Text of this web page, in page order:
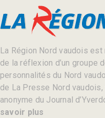
La Région Nord vaudois
de la réflexion d’un groupe
personnalités du Nord
de La Presse Nord
anonyme du Journal
savoir plus